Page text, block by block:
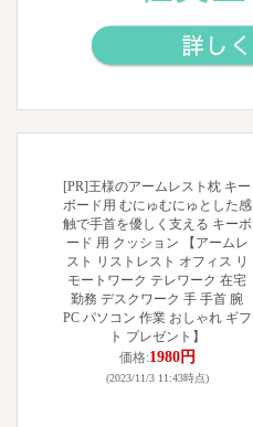
[PR]王様のアームレスト枕 キー
ボード用 むにゅむにゅとした感
触で手首を優しく支える キーボ
ード 用 クッション 【アームレ
スト リストレスト オフィス リ
モートワーク テレワーク 在宅
勤務 デスクワーク 手 手首 腕
PC パソコン 作業 おしゃれ ギフ
ト プレゼント】
価格:1980円
(2023/11/3 11:43時点)